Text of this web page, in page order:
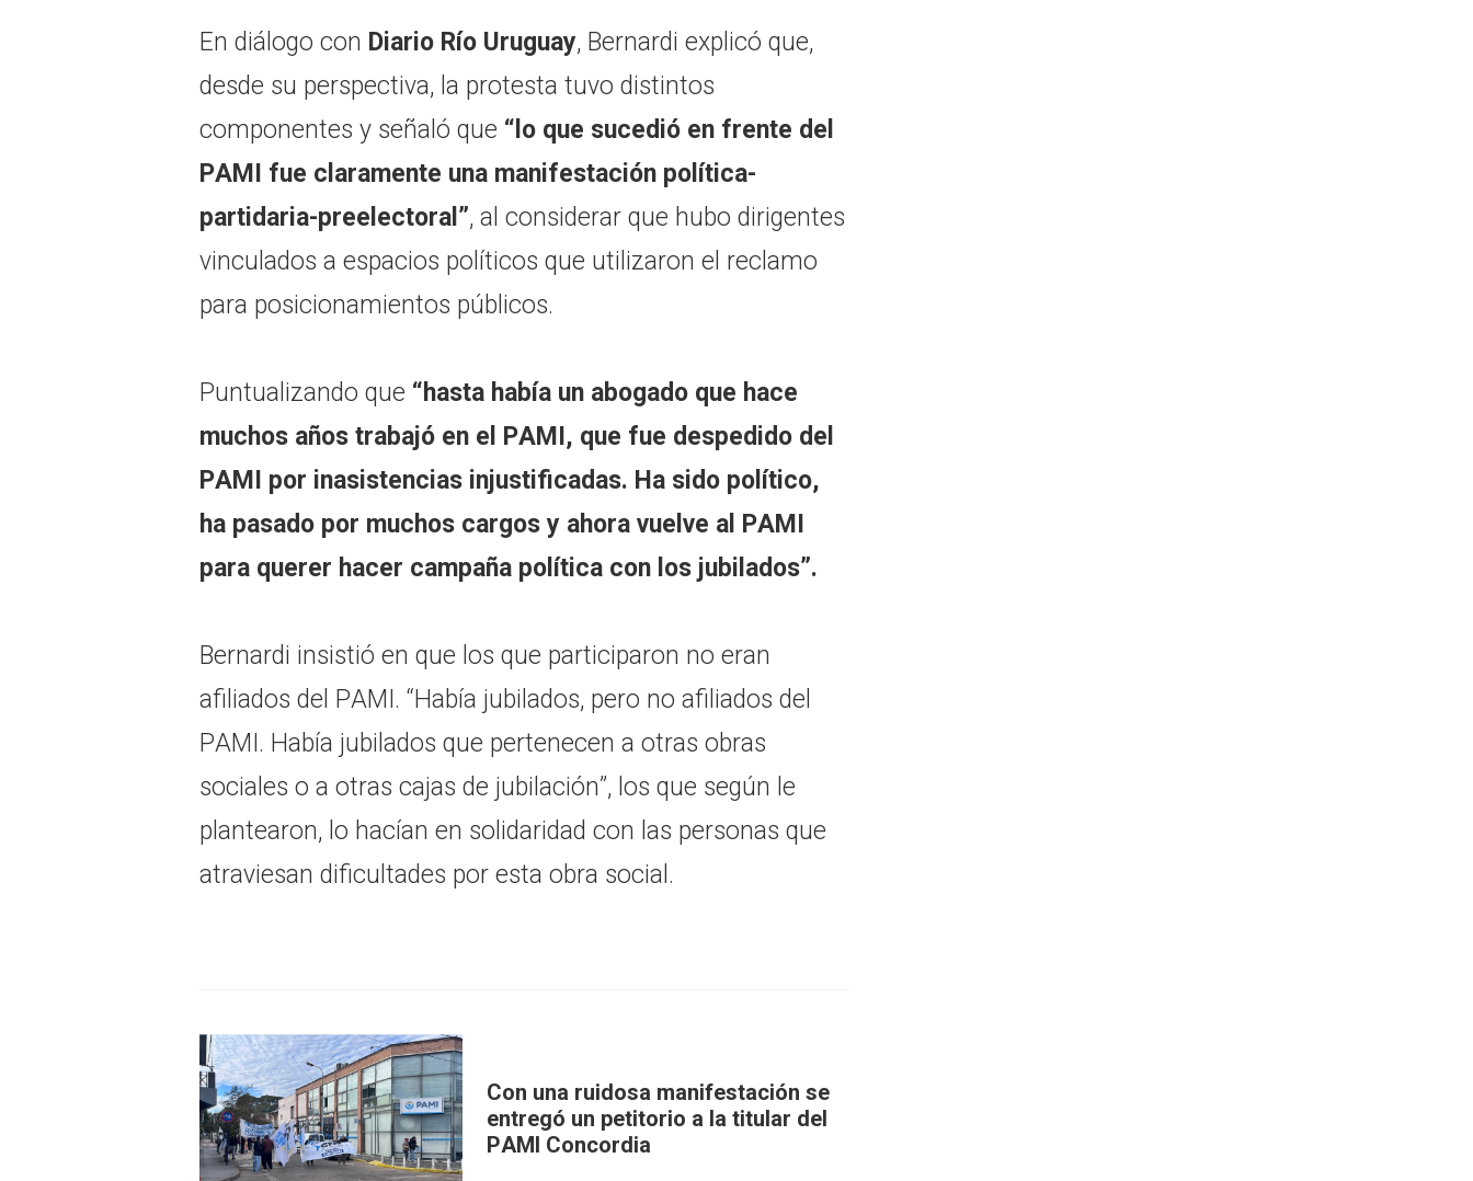
En diálogo con Diario Río Uruguay, Bernardi explicó que,
desde su perspectiva, la protesta tuvo distintos
componentes y señaló que “lo que sucedió en frente del
PAMI fue claramente una manifestación política-
partidaria-preelectoral”, al considerar que hubo dirigentes
vinculados a espacios políticos que utilizaron el reclamo
para posicionamientos públicos.
Puntualizando que “hasta había un abogado que hace
muchos años trabajó en el PAMI, que fue despedido del
PAMI por inasistencias injustificadas. Ha sido político,
ha pasado por muchos cargos y ahora vuelve al PAMI
para querer hacer campaña política con los jubilados”.
Bernardi insistió en que los que participaron no eran
afiliados del PAMI. “Había jubilados, pero no afiliados del
PAMI. Había jubilados que pertenecen a otras obras
sociales o a otras cajas de jubilación”, los que según le
plantearon, lo hacían en solidaridad con las personas que
atraviesan dificultades por esta obra social.
Con una ruidosa manifestación se
entregó un petitorio a la titular del
PAMI Concordia